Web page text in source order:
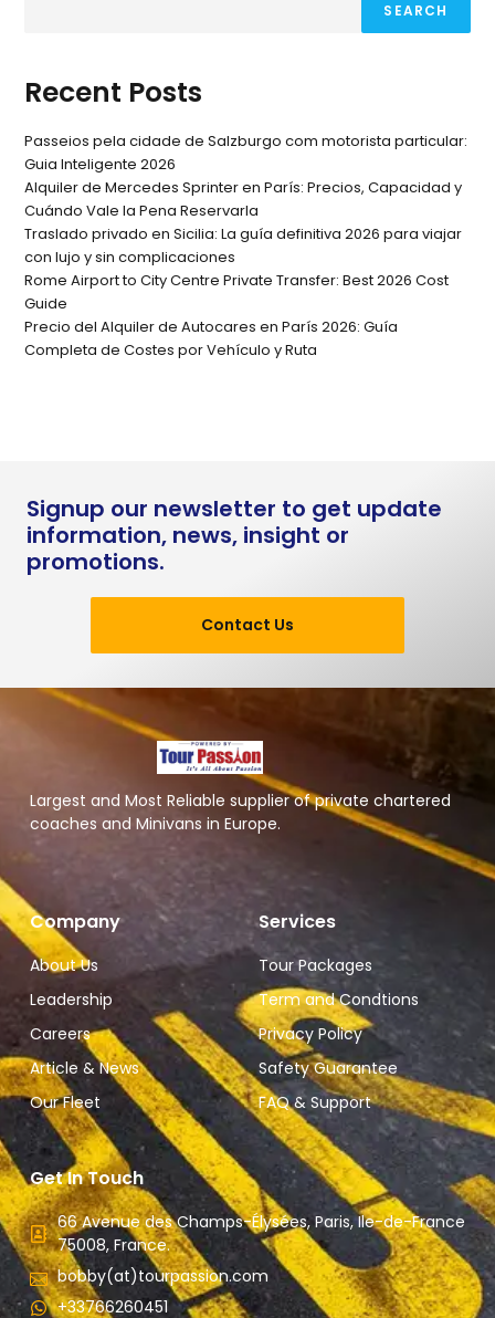
SEARCH
Recent Posts
Passeios pela cidade de Salzburgo com motorista particular:
Guia Inteligente 2026
Alquiler de Mercedes Sprinter en París: Precios, Capacidad y
Cuándo Vale la Pena Reservarla
Traslado privado en Sicilia: La guía definitiva 2026 para viajar
con lujo y sin complicaciones
Rome Airport to City Centre Private Transfer: Best 2026 Cost
Guide
Precio del Alquiler de Autocares en París 2026: Guía
Completa de Costes por Vehículo y Ruta
Signup our newsletter to get update
information, news, insight or
promotions.
Contact Us
Largest and Most Reliable supplier of private chartered
coaches and Minivans in Europe.
Company
About Us
Leadership
Careers
Article & News
Our Fleet
Services
Tour Packages
Term and Condtions
Privacy Policy
Safety Guarantee
FAQ & Support
Get In Touch
66 Avenue des Champs-Élysées, Paris, Ile-de-France
75008, France.
bobby(at)tourpassion.com
+33766260451